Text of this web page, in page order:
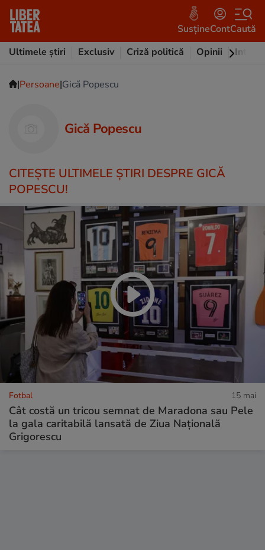
SusțineContCaută
Ultimele știri
Exclusiv Criză politică Opinii
|Persoane|Gică Popescu
Gică Popescu
CITEŞTE ULTIMELE ŞTIRI DESPRE GICĂ
POPESCU!
Fotbal 15 mai
Cât costă un tricou semnat de Maradona sau Pele
la gala caritabilă lansată de Ziua Națională
Grigorescu